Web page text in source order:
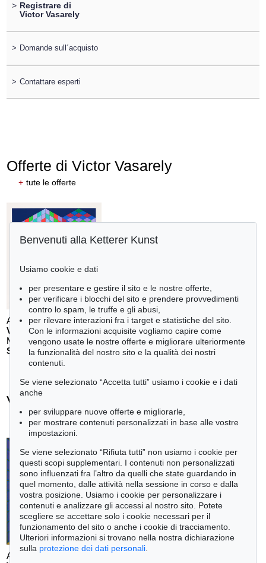
> Registrare di
Victor Vasarely
> Domande sull´acquisto
> Contattare esperti
Offerte di Victor Vasarely
+ tute le offerte
Auction 610 - Lot 126000130
V. VASARELY
Mappe Vasarely, Texte Otto Hahn , 1988
Stima:€ 4,000
Victor Vasarely - Ogetti venduti
tute le offerte
Auction 470 - Lot 879
Benvenuti alla Ketterer Kunst
Usiamo cookie e dati
per presentare e gestire il sito e le nostre offerte,
per verificare i blocchi del sito e prendere provvedimenti
contro lo spam, le truffe e gli abusi,
per rilevare interazioni fra i target e statistiche del sito.
Con le informazioni acquisite vogliamo capire come
vengono usate le nostre offerte e migliorare ulteriormente
la funzionalità del nostro sito e la qualità dei nostri
contenuti.
Se viene selezionato “Accetta tutti” usiamo i cookie e i dati
anche
per sviluppare nuove offerte e migliorarle,
per mostrare contenuti personalizzati in base alle vostre
impostazioni.
Se viene selezionato “Rifiuta tutti” non usiamo i cookie per
questi scopi supplementari. I contenuti non personalizzati
sono influenzati fra l’altro da quelli che state guardando in
quel momento, dalle attività nella sessione in corso e dalla
vostra posizione. Usiamo i cookie per personalizzare i
contenuti e analizzare gli accessi al nostro sito. Potete
scegliere se accettare solo i cookie necessari per il
funzionamento del sito o anche i cookie di tracciamento.
Ulteriori informazioni si trovano nella nostra dichiarazione
sulla protezione dei dati personali